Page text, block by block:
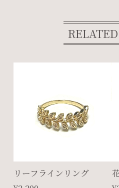
リーフラインリング